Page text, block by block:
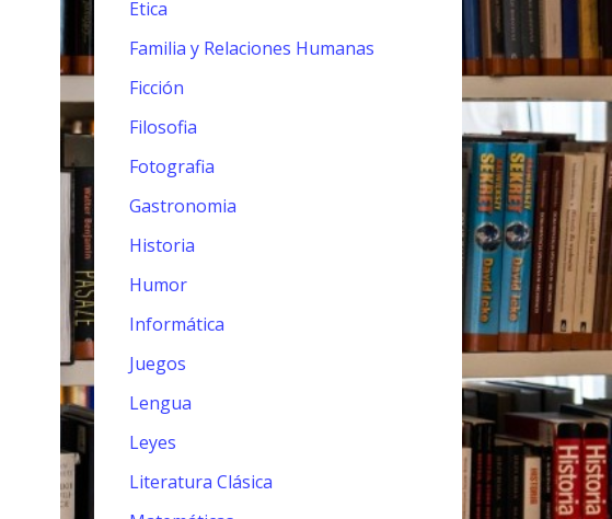
Etica
Familia y Relaciones Humanas
Ficción
Filosofia
Fotografia
Gastronomia
Historia
Humor
Informática
Juegos
Lengua
Leyes
Literatura Clásica